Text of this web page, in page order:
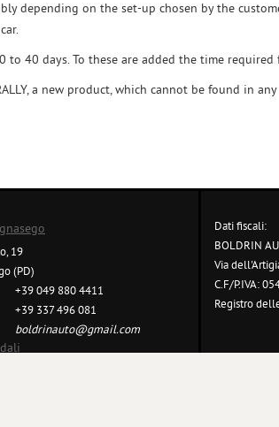
depending on the set-up chosen by the
40 days. To these are added the time
a new product, which cannot be found in
19
(PD)
+39 049 880 4411
+39 337 496 081
boldrinauto@gmail.com
Dati fiscali:
BOLDRIN
Via
C.F/P.IVA:
Registro